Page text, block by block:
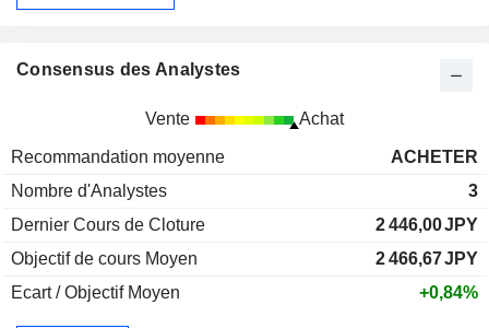
Consensus des Analystes
Vente Achat
Recommandation moyenne
ACHETER
Nombre d'Analystes
3
Dernier Cours de Cloture
2 446,00JPY
Objectif de cours Moyen
2 466,67JPY
Ecart / Objectif Moyen
+0,84%